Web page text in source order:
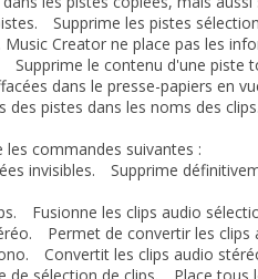
Supprime les pistes
Creator ne place pas les
Supprime le contenu d'une piste
dans le presse-papiers en
des pistes dans les noms des
les commandes suivantes :
invisibles. Supprime
Fusionne les clips audio
Permet de convertir les clips
Convertit les clips audio